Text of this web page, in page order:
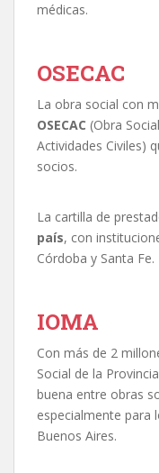
médicas.
OSECAC
La obra social con
OSECAC (Obra
Actividades Civiles)
socios.
La cartilla de
país, con
Córdoba y Santa Fe.
IOMA
Con más de 2
Social de la
buena entre obras
especialmente para
Buenos Aires.